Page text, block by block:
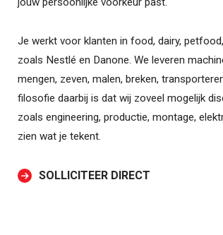
Je werkt voor klanten in food, dairy,
zoals Nestlé en Danone. We leveren
mengen, zeven, malen, breken,
filosofie daarbij is dat wij zoveel mogelijk
zoals engineering, productie, montage,
zien wat je tekent.
SOLLICITEER DIRECT